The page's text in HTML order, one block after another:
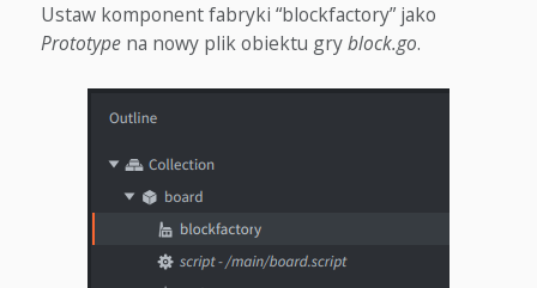
Ustaw komponent fabryki “blockfactory” jako
Prototypena nowy plik obiektu gryblock.go.